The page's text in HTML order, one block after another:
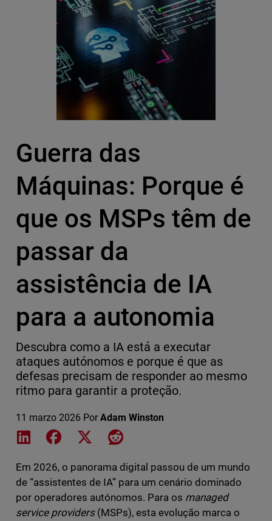
Guerra das
Máquinas: Porque é
que os MSPs têm de
passar da
assistência de IA
para a autonomia
Descubra como a IA está a executar
ataques autónomos e porque é que as
defesas precisam de responder ao mesmo
ritmo para garantir a proteção.
11 marzo 2026 Por Adam Winston
Share on LinkedIn
Share on Facebook
Share on XShare on Reddit
Em 2026, o panorama digital passou de um mundo
de “assistentes de IA” para um cenário dominado
por operadores autónomos. Para os managed
service providers(MSPs), esta evolução marca o